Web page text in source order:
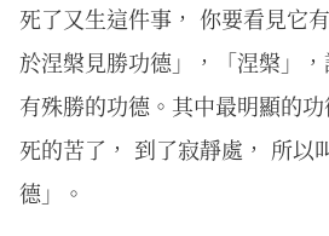
死了又生這件事， 你要看見它
於涅槃見勝功德」，「涅槃」
有殊勝的功德。其中最明顯的
死的苦了， 到了寂靜處， 所以
德」。